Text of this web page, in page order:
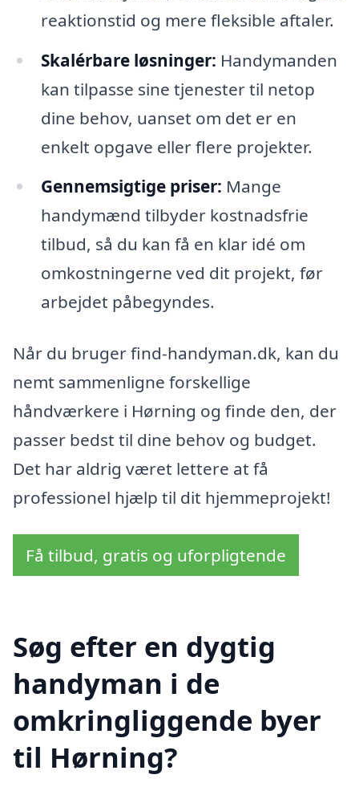
reaktionstid og mere fleksible aftaler.
Skalérbare løsninger: Handymanden
kan tilpasse sine tjenester til netop
dine behov, uanset om det er en
enkelt opgave eller flere projekter.
Gennemsigtige priser: Mange
handymænd tilbyder kostnadsfrie
tilbud, så du kan få en klar idé om
omkostningerne ved dit projekt, før
arbejdet påbegyndes.
Når du bruger find-handyman.dk, kan du
nemt sammenligne forskellige
håndværkere i Hørning og finde den, der
passer bedst til dine behov og budget.
Det har aldrig været lettere at få
professionel hjælp til dit hjemmeprojekt!
Få tilbud, gratis og uforpligtende
Søg efter en dygtig
handyman i de
omkringliggende byer
til Hørning?